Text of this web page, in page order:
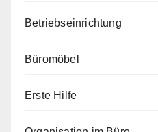
Betriebseinrichtung
Büromöbel
Erste Hilfe